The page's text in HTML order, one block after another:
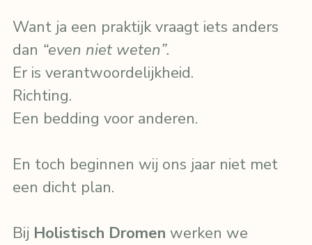
Want ja een praktijk vraagt iets anders
dan “even niet weten”.
Er is verantwoordelijkheid.
Richting.
Een bedding voor anderen.
En toch beginnen wij ons jaar niet met
een dicht plan.
Bij Holistisch Dromen werken we